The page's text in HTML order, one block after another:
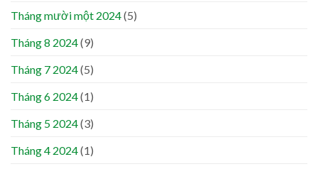
Tháng mười một 2024(5)
Tháng 8 2024(9)
Tháng 7 2024(5)
Tháng 6 2024(1)
Tháng 5 2024(3)
Tháng 4 2024(1)